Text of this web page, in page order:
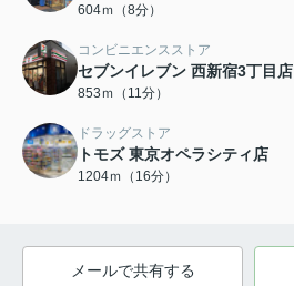
604ｍ（8分）
コンビニエンスストア
セブンイレブン 西新宿3丁目店
853ｍ（11分）
ドラッグストア
トモズ 東京オペラシティ店
1204ｍ（16分）
メールで共有する